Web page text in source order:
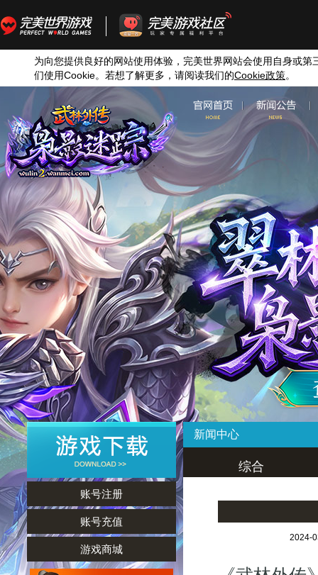
为向您提供良好的网站使用体验，完美世界网站会使用自身或第
们使用Cookie。若想了解更多，请阅读我们的Cookie政策。
账号注册
账号充值
游戏商城
新闻中心
综合
2024-